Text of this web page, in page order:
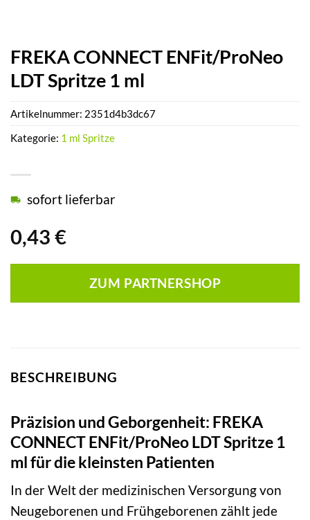
FREKA CONNECT ENFit/ProNeo
LDT Spritze 1 ml
0,43 €
sofort lieferbar
ZUM PARTNERSHOP
Artikelnummer: 2351d4b3dc67
Kategorie: 1 ml Spritze
BESCHREIBUNG
Präzision und Geborgenheit: FREKA
CONNECT ENFit/ProNeo LDT Spritze 1
ml für die kleinsten Patienten
In der Welt der medizinischen Versorgung von
Neugeborenen und Frühgeborenen zählt jede